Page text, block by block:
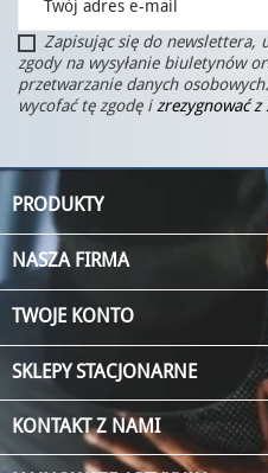
Zapisując się do newslettera,
zgody na wysyłanie biuletynów
przetwarzanie danych
wycofać tę zgodę i zrezygnować
PRODUKTY
NASZA FIRMA
TWOJE KONTO
SKLEPY STACJONARNE
KONTAKT Z NAMI